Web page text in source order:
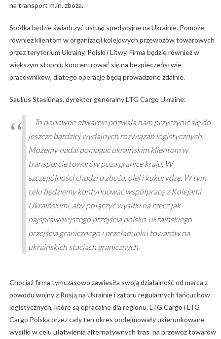
na transport m.in. zboża.
Spółka będzie świadczyć usługi spedycyjne na Ukrainie. Pomoże
również klientom w organizacji kolejowych przewozów towarowych
przez terytorium Ukrainy, Polski i Litwy. Firma będzie również w
większym stopniu koncentrować się na bezpieczeństwie
pracowników, dlatego operacje będą prowadzone zdalnie.
Saulius Stasiūnas, dyrektor generalny LTG Cargo Ukraine:
– To ponowne otwarcie pozwala nam przyczynić się do
jeszcze bardziej wydajnych rozwiązań logistycznych.
Możemy nadal pomagać ukraińskim klientom w
transporcie towarów poza granice kraju. W
szczególności chodzi o zboża, olej i kukurydzę. W tym
celu będziemy kontynuować współpracę z Kolejami
Ukraińskimi, aby połączyć wysiłki na rzecz jak
najsprawniejszego przejścia polsko-ukraińskiego
przejścia granicznego i przeładunku towarów na
ukraińskich stacjach granicznych.
Chociaż firma tymczasowo zawiesiła swoją działalność od marca z
powodu wojny z Rosją na Ukrainie i zatoru regularnych łańcuchów
logistycznych, które są opłacalne dla regionu, LTG Cargo i LTG
Cargo Polska przez cały ten okres podejmowały ukierunkowane
wysiłki w celu ułatwienia alternatywnych tras. na przewóz towarów